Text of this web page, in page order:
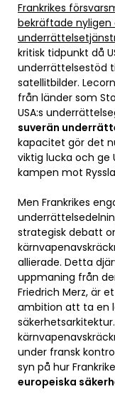
Frankrikes
bekräftade
kritisk tidpunkt då
underrättelsestöd
satellitbilder.
från länder som
USA:s
suverän
kapacitet gör det
viktig lucka och ge
kampen mot
Men Frankrikes
strategisk debatt
allierade. Detta
uppmaning från
Friedrich Merz, är
ambition att ta en
under fransk
syn på hur
europeiska